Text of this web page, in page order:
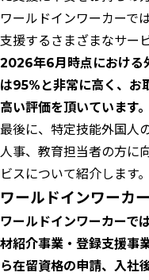
ワールドインワーカーで
支援するさまざまなサー
2026年6月時点における
は95%と非常に高く、お
高い評価を頂いています。
最後に、特定技能外国人
人事、教育担当者の方に
ビスについて紹介します。
ワールドインワーカ
ワールドインワーカーで
材紹介事業・登録支援事
ら在留資格の申請、入社